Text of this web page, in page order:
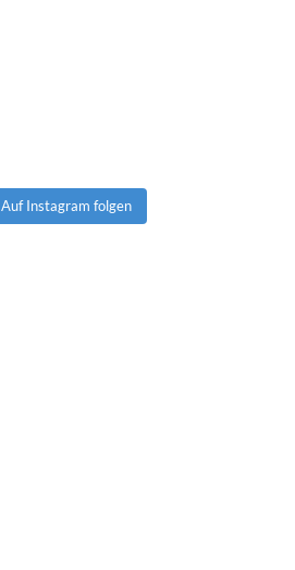
Auf Instagram folgen